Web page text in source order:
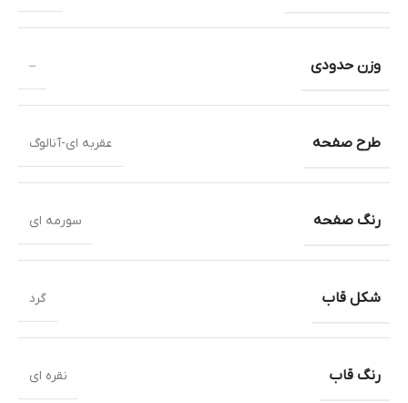
وزن حدودی –
طرح صفحه عقربه ای-آنالوگ
رنگ صفحه سورمه ای
شکل قاب گرد
رنگ قاب نقره ای